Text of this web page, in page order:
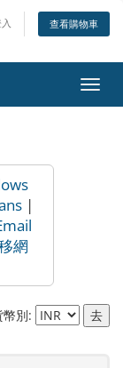
查看購物車
切
換
|
網
別: